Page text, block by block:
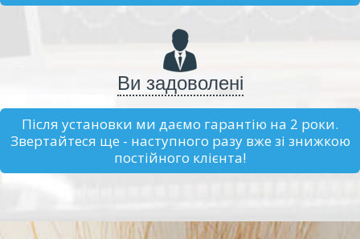
Ви задоволені
Після установки ми даємо гарантію на 2 роки.
Звертайтеся ще - наступного разу вже зі знижкою
постійного клієнта!